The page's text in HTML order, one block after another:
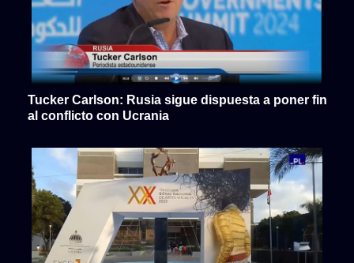
Tucker Carlson: Rusia sigue dispuesta a poner fin
al conflicto con Ucrania